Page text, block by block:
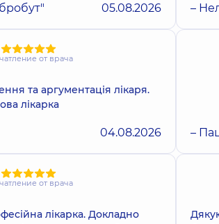
05.08.2026 –
от врача
та аргументація лікаря.
лікарка
04.08.2026 –
от врача
лікарка. Докладно